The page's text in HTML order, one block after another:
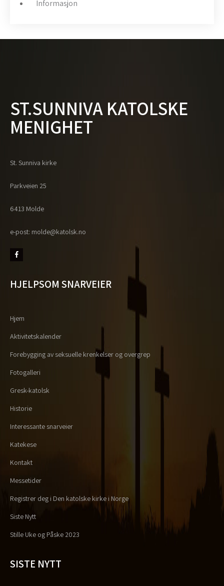
Informasjon
ST.SUNNIVA KATOLSKE
MENIGHET
St. Sunniva kirke
Parkveien 25
6413 Molde
e-post: molde@katolsk.no
HJELPSOM SNARVEIER
Hjem
Aktivitetskalender
Forebygging av seksuelle krenkelser og overgrep
Fotogalleri
Gresk-katolsk
Historie
Interessante snarveier
Katekese
Kontakt
Messetider
Registrer deg i Den katolske kirke i Norge
Siste Nytt
Stille Uke og Påske 2023
SISTE NYTT